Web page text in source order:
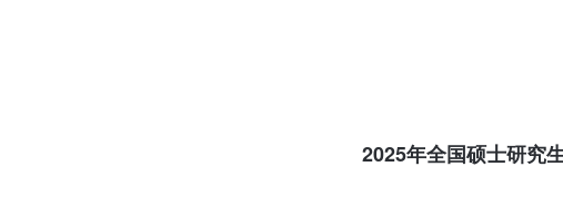
2025年全国硕士研究